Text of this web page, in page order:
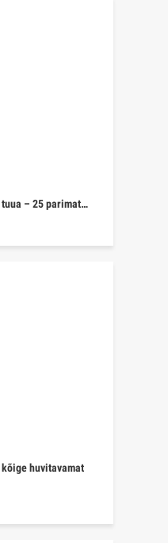
– 25 parimat…
huvitavamat